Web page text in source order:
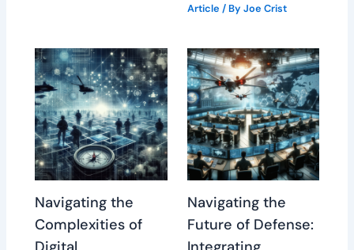
Article / By Joe Crist
Navigating the
Complexities of
Navigating the
Future of Defense: